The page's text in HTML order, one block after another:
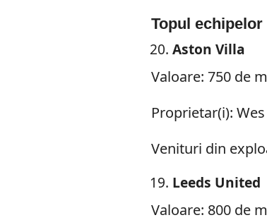
Topul echipelor
Aston Villa
Valoare: 750 de
Proprietar(i):
Venituri din
Leeds United
Valoare: 800 de